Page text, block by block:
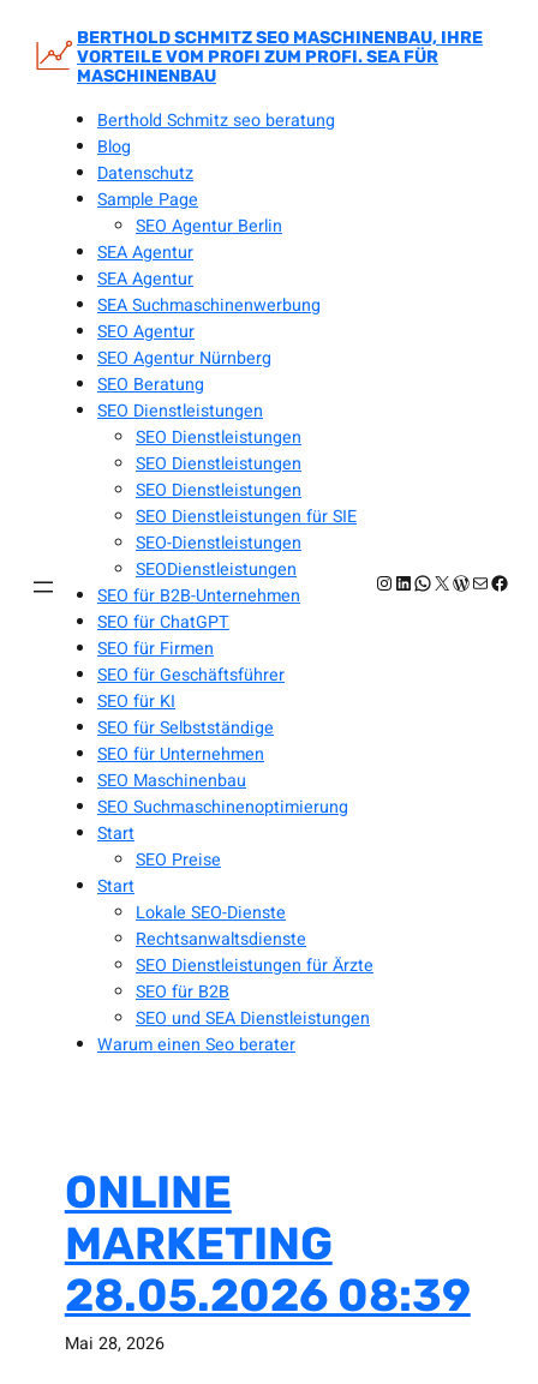
Inhalt
springen
BERTHOLD SCHMITZ SEO MASCHINENBAU, IHRE
VORTEILE VOM PROFI ZUM PROFI. SEA FÜR
MASCHINENBAU
Berthold Schmitz seo beratung
Blog
Datenschutz
Sample Page
SEO Agentur Berlin
SEA Agentur
SEA Agentur
SEA Suchmaschinenwerbung
SEO Agentur
SEO Agentur Nürnberg
SEO Beratung
SEO Dienstleistungen
SEO Dienstleistungen
SEO Dienstleistungen
SEO Dienstleistungen
SEO Dienstleistungen für SIE
SEO-Dienstleistungen
SEODienstleistungen
SEO für B2B-Unternehmen
SEO für ChatGPT
SEO für Firmen
SEO für Geschäftsführer
SEO für KI
SEO für Selbstständige
SEO für Unternehmen
SEO Maschinenbau
SEO Suchmaschinenoptimierung
Start
SEO Preise
Start
Lokale SEO-Dienste
Rechtsanwaltsdienste
SEO Dienstleistungen für Ärzte
SEO für B2B
SEO und SEA Dienstleistungen
Warum einen Seo berater
Instagram
LinkedIn
WhatsApp
X E-Mail
ONLINE
MARKETING
28.05.2026 08:39
Mai 28, 2026